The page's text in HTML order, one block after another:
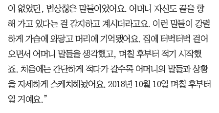
이 없었던, 범상찮은 말들이었어요. 어머니 자신도 끝을 향
해 가고 있다는 걸 감지하고 계시더라고요. 이런 말들이 강렬
하게 가슴에 와닿고 머리에 기억됐어요. 집에 터벅터벅 걸어
오면서 어머니 말들을 생각했고, 며칠 후부터 적기 시작했
죠. 처음에는 간단하게 적다가 갈수록 어머니의 말들과 상황
을 자세하게 스케치해놨어요. 2018년 10월 10일 며칠 후부터
일 거예요.”